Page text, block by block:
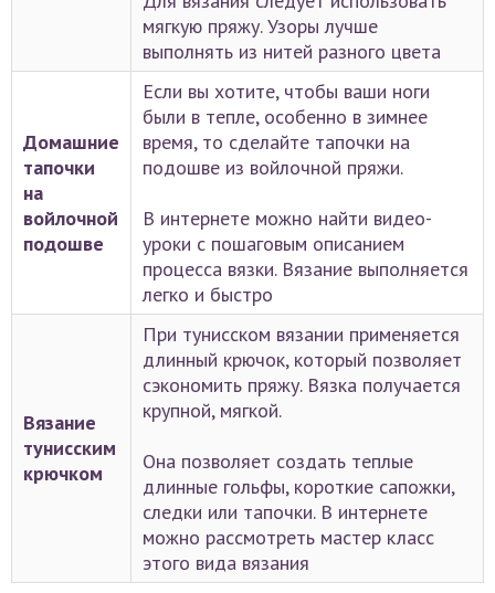
мягкую пряжу. Узоры лучше
выполнять из нитей разного цвета
Домашние
тапочки
на
войлочной
подошве
Если вы хотите, чтобы ваши ноги
были в тепле, особенно в зимнее
время, то сделайте тапочки на
подошве из войлочной пряжи.
В интернете можно найти видео-
уроки с пошаговым описанием
процесса вязки. Вязание выполняется
легко и быстро
Вязание
тунисским
крючком
При тунисском вязании применяется
длинный крючок, который позволяет
сэкономить пряжу. Вязка получается
крупной, мягкой.
Она позволяет создать теплые
длинные гольфы, короткие сапожки,
следки или тапочки. В интернете
можно рассмотреть мастер класс
этого вида вязания